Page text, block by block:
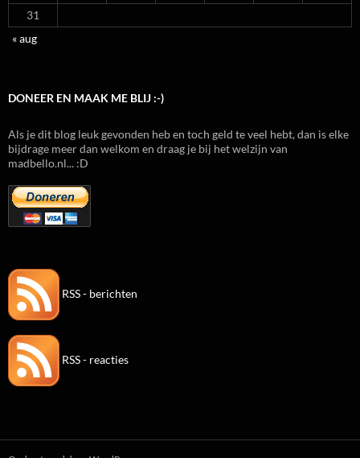
31
« aug
DONEER EN MAAK ME BLIJ :-)
Als je dit blog leuk gevonden heb en toch geld te veel hebt, dan is elke
bijdrage meer dan welkom en draag je bij het welzijn van
madbello.nl... :D
RSS - berichten
RSS - reacties